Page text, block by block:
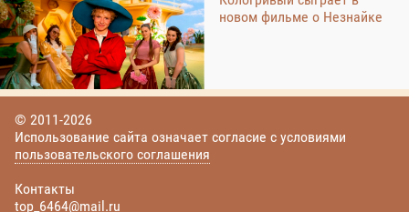
новом фильме о Незнайке
© 2011-2026
Использование сайта означает согласие с условиями
пользовательского соглашения
Контакты
top_6464@mail.ru